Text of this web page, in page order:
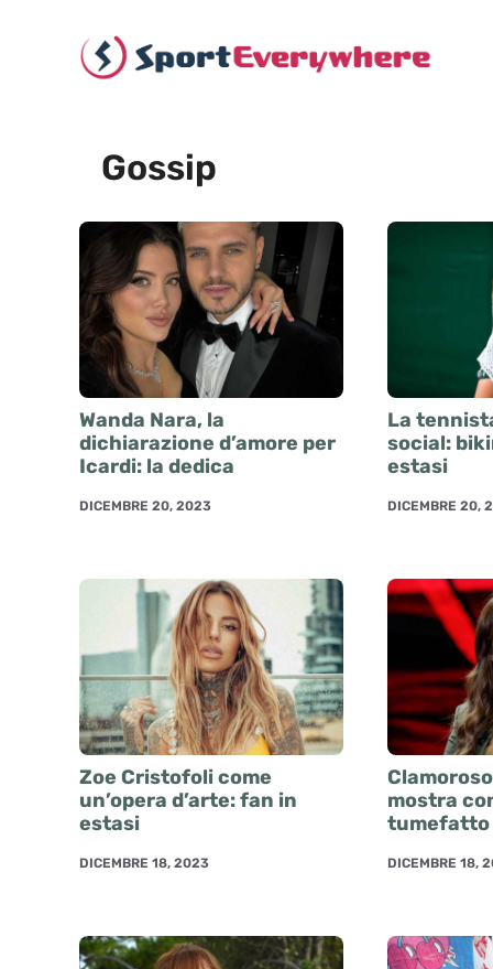
Gossip
Wanda Nara, la
dichiarazione d’amore per
Icardi: la dedica
DICEMBRE 20, 2023
La
social:
estasi
DICEMBRE 20,
Zoe Cristofoli come
un’opera d’arte: fan in
estasi
DICEMBRE 18, 2023
mostra
tumefatto
DICEMBRE 18,